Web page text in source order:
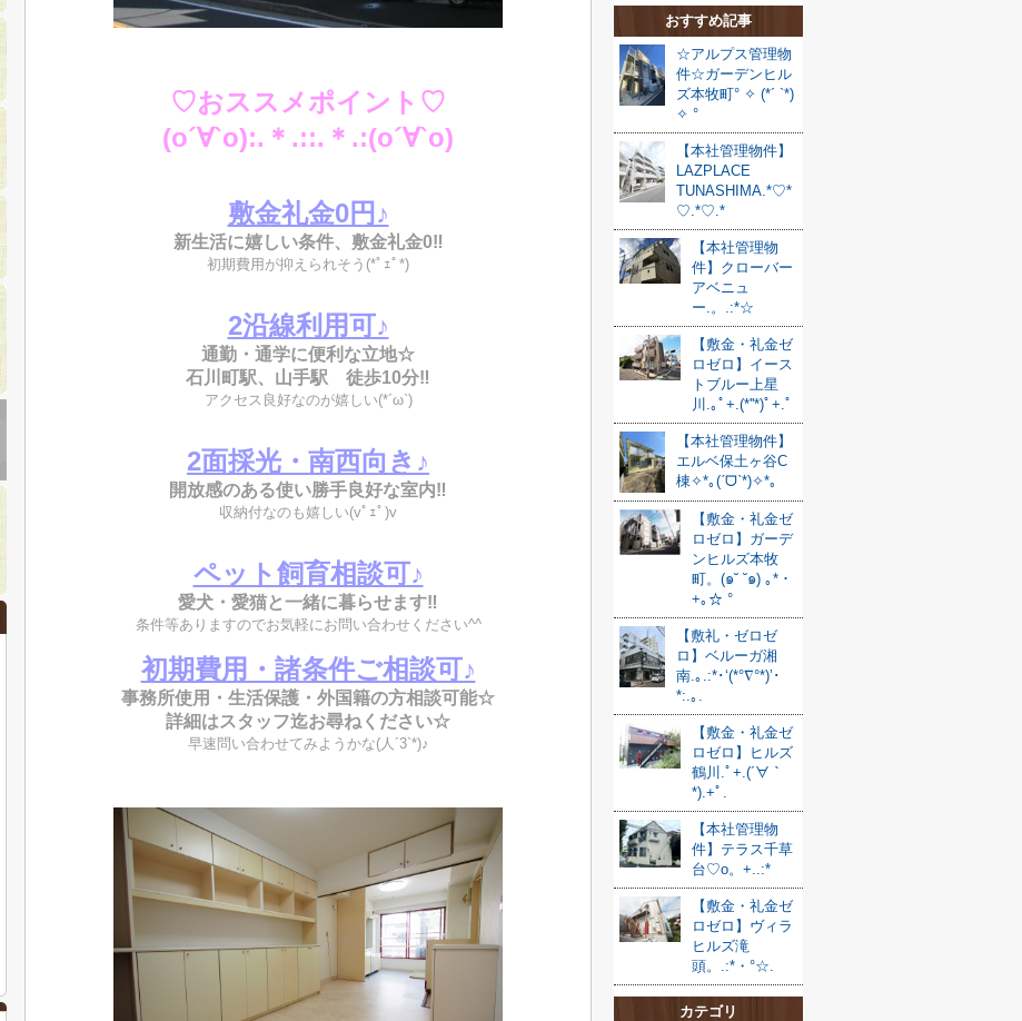
♡おススメポイント ♡
(o´∀`o):.＊ .::. ＊ .:(o´∀`o)
敷金礼金0円♪
新生活に嬉しい条件、敷金礼金0‼
初期費用が抑えられそう (*ﾟｪﾟ*)
2沿線利用可♪
通勤・通学に便利な立地☆
石川町駅、山手駅 徒歩10分‼
アクセス良好なのが嬉しい(*´ω`)
2面採光・南西向き♪
開放感のある使い勝手良好な室内‼
収納付なのも嬉しい(vﾟｪﾟ)v
ペット飼育相談可♪
愛犬・愛猫と一緒に暮らせます‼
条件等ありますのでお気軽にお問い合わせください^^
初期費用・諸条件ご相談可♪
事務所使用・生活保護・外国籍の方相談可能☆
詳細はスタッフ迄お尋ねください☆
早速問い合わせてみようかな(人´3`*)♪
おすすめ記事
☆アルプス管理物
件☆ガーデンヒル
ズ本牧町° ✧ (*´ `*)
✧ °
【本社管理物件】
LAZPLACE
TUNASHIMA.*♡*
♡.*♡.*
【本社管理物
件】クローバー
アベニュ
ー.。.:*☆
【敷金・礼金ゼ
ロゼロ】イース
トブルー上星
川.｡ﾟ+.(*''*)ﾟ+.ﾟ
【本社管理物件】
エルベ保土ヶ谷C
棟✧*｡(ˊᗜˋ*)✧*｡
【敷金・礼金ゼ
ロゼロ】ガーデ
ンヒルズ本牧
町。(๑˘ ˘๑) ｡*・
+｡☆ °
【敷礼・ゼロゼ
ロ】ベルーガ湘
南.｡.:*･‘(*°∇°*)’･
*:.｡.
【敷金・礼金ゼ
ロゼロ】ヒルズ
鶴川.ﾟ+.(´∀｀
*).+ﾟ.
【本社管理物
件】テラス千草
台♡o。+..:*
【敷金・礼金ゼ
ロゼロ】ヴィラ
ヒルズ滝
頭。.:*・°☆.
カテゴリ